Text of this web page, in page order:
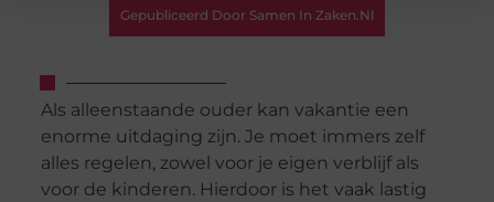
Gepubliceerd Door Samen In Zaken.nl
Als alleenstaande ouder kan vakantie een
enorme uitdaging zijn. Je moet immers zelf
alles regelen, zowel voor je eigen verblijf als
voor de kinderen. Hierdoor is het vaak lastig